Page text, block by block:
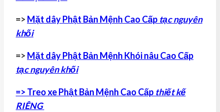
=> Mặt dây Phật Bản Mệnh Cao Cấp tạc nguyên
khối
=> Mặt dây Phật Bản Mệnh Khói nâu Cao Cấp
tạc nguyên khối
=> Treo xe Phật Bản Mệnh Cao Cấp thiết kế
RIÊNG